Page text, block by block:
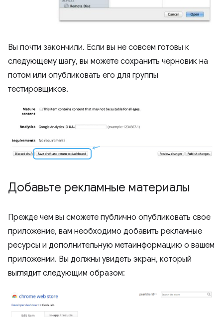
Вы почти закончили. Если вы не совсем готовы к
следующему шагу, вы можете сохранить черновик на
потом или опубликовать его для группы
тестировщиков.
Добавьте рекламные материалы
Прежде чем вы сможете публично опубликовать свое
приложение, вам необходимо добавить рекламные
ресурсы и дополнительную метаинформацию о вашем
приложении. Вы должны увидеть экран, который
выглядит следующим образом: